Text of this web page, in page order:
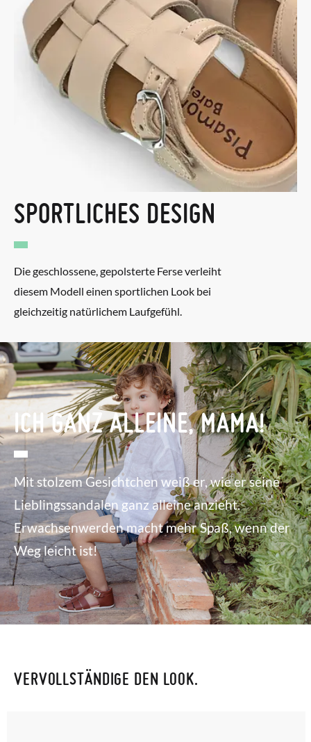
SPORTLICHES DESIGN
Die geschlossene, gepolsterte Ferse verleiht
diesem Modell einen sportlichen Look bei
gleichzeitig natürlichem Laufgefühl.
ICH GANZ ALLEINE, MAMA!
Mit stolzem Gesichtchen weiß er, wie er seine
Lieblingssandalen ganz alleine anzieht.
Erwachsenwerden macht mehr Spaß, wenn der
Weg leicht ist!
VERVOLLSTÄNDIGE DEN LOOK.